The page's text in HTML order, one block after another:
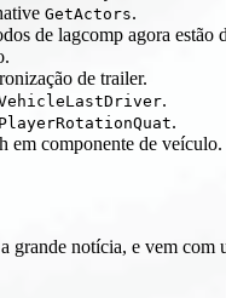
GetActors.
de lagcomp agora estão
de trailer.
.
.
em componente de veículo.
grande notícia, e vem com